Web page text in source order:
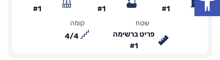
#1
#1
#1
שטח
פריט ברשימה
#1
קומה
4
/
4